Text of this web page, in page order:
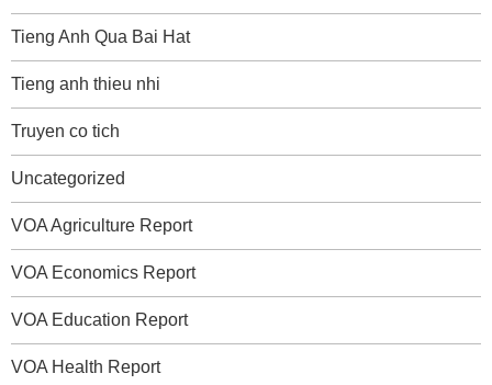
Tieng Anh Qua Bai Hat
Tieng anh thieu nhi
Truyen co tich
Uncategorized
VOA Agriculture Report
VOA Economics Report
VOA Education Report
VOA Health Report